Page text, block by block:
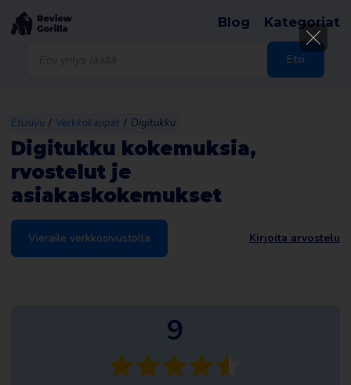
Etsi
Blog Kategoriat
Etusivu / Verkkokaupat / Digitukku
Digitukku kokemuksia,
rvostelut je
asiakaskokemukset
Vieraile verkkosivustolla Kirjoita arvostelu
9